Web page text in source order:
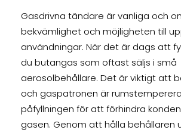
Gasdrivna tändare är vanliga och
bekvämlighet och möjligheten till
användningar. När det är dags att
du butangas som oftast säljs i små
aerosolbehållare. Det är viktigt att
och gaspatronen är
påfyllningen för att förhindra
gasen. Genom att hålla behållaren